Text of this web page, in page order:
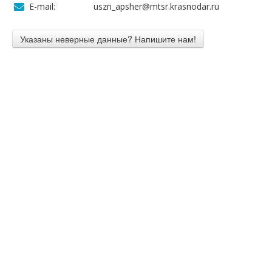
E-mail:
uszn_apsher@mtsr.krasnodar.ru